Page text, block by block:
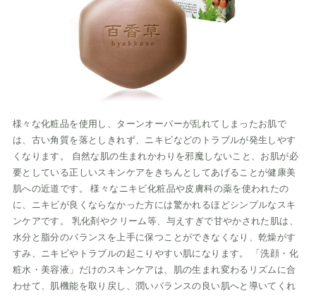
様々な化粧品を使用し、ターンオーバーが乱れてしまったお肌で
は、古い角質を落としきれず、ニキビなどのトラブルが発生しやす
くなります。 自然な肌の生まれかわりを邪魔しないこと、お肌が必
要としている正しいスキンケアをきちんとしてあげることが健康美
肌への近道です。 様々なニキビ化粧品や皮膚科の薬を使われたの
に、ニキビが良くならなかった方には驚かれるほどシンプルなスキ
ンケアです。 乳化剤やクリーム等、与えすぎで甘やかされた肌は、
水分と脂分のバランスを上手に保つことができなくなり、乾燥がす
すみ、ニキビやトラブルの起こりやすい肌になります。 「洗顔・化
粧水・美容液」だけのスキンケアは、肌の生まれ変わるリズムに合
わせて、肌機能を取り戻し、潤いバランスの良い肌へと導いてくれ